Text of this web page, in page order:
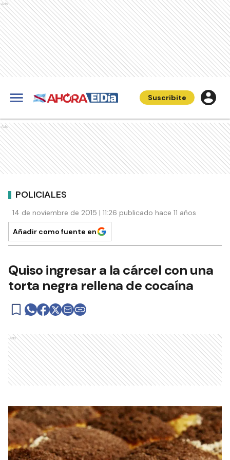
Ads
Suscribite
Ads
POLICIALES
14 de noviembre de 2015 | 11:26 publicado hace 11 años
Añadir como fuente en
Quiso ingresar a la cárcel con una
torta negra rellena de cocaína
Ads